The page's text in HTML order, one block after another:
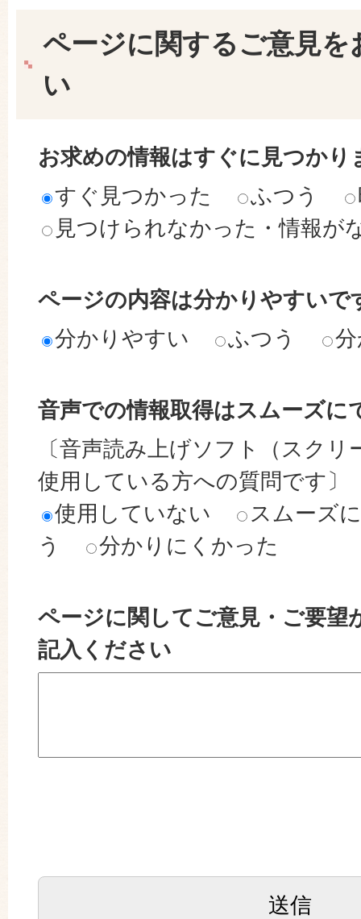
ページに関するご意見を
い
お求めの情報はすぐに見つかり
すぐ見つかった
ふつう
見つけられなかった・情報が
ページの内容は分かりやすいで
分かりやすい
ふつう
音声での情報取得はスムーズに
〔音声読み上げソフト（スク
使用している方への質問です〕
使用していない
スムーズ
う
分かりにくかった
ページに関してご意見・ご要望
記入ください